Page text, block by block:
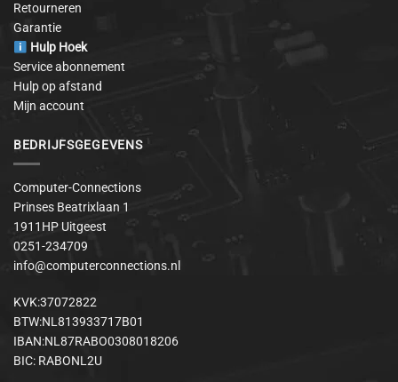
Retourneren
Garantie
Hulp Hoek
Service abonnement
Hulp op afstand
Mijn account
BEDRIJFSGEGEVENS
Computer-Connections
Prinses Beatrixlaan 1
1911HP Uitgeest
0251-234709
info@computerconnections.nl
KVK:37072822
BTW:NL813933717B01
IBAN:NL87RABO0308018206
BIC: RABONL2U